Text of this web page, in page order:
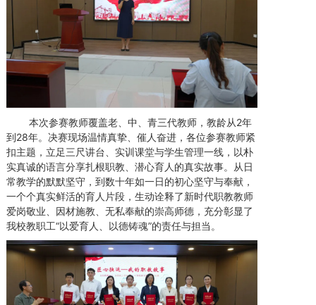
本次参赛教师覆盖老、中、青三代教师，教龄从2年
到28年。决赛现场温情真挚、催人奋进，各位参赛教师紧
扣主题，立足三尺讲台、实训课堂与学生管理一线，以朴
实真诚的语言分享扎根职教、潜心育人的真实故事。从日
常教学的默默坚守，到数十年如一日的初心坚守与奉献，
一个个真实鲜活的育人片段，生动诠释了新时代职教教师
爱岗敬业、因材施教、无私奉献的崇高师德，充分彰显了
我校教职工“以爱育人、以德铸魂”的责任与担当。